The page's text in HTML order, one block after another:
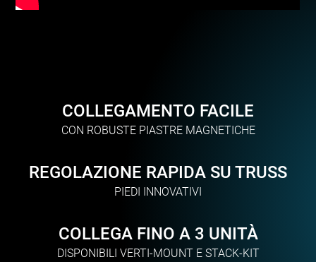
COLLEGAMENTO FACILE
CON ROBUSTE PIASTRE MAGNETICHE
REGOLAZIONE RAPIDA SU TRUSS
PIEDI INNOVATIVI
COLLEGA FINO A 3 UNITÀ
DISPONIBILI VERTI-MOUNT E STACK-KIT